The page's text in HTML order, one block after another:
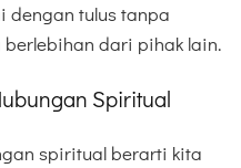
dengan tulus tanpa
dari pihak lain.
Spiritual
spiritual berarti kita